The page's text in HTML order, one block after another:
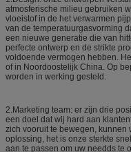
atmosferische milieu gebruiken
vloeistof in de het verwarmen
van de temperatuurgasvorming
een nieuwe generatie die van
perfecte ontwerp en de strikte
voldoende vermogen hebben.
of in Noordoostelijk China. Op
worden in werking gesteld.
2.Marketing team: er zijn drie
een doel dat wij hard aan
zich vooruit te bewegen,
oplossing, het is onze sterkte
aan te passen om uw needds te